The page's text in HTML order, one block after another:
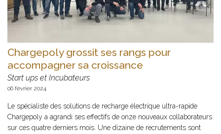
Chargepoly grossit ses rangs pour
accompagner sa croissance
Start ups et Incubateurs
06 février 2024
Le spécialiste des solutions de recharge électrique ultra-rapide
Chargepoly a agrandi ses effectifs de onze nouveaux collaborateurs
sur ces quatre derniers mois. Une dizaine de recrutements sont